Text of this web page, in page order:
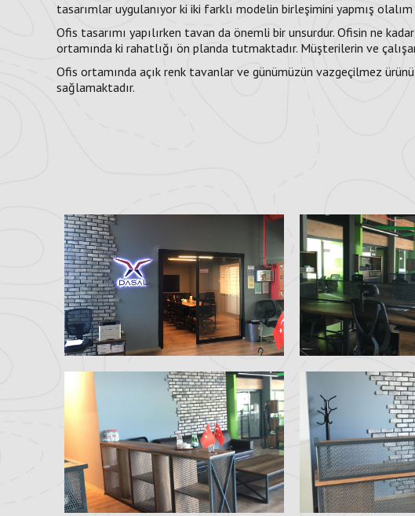
tasarımlar uygulanıyor ki iki farklı modelin birleşimini yapmış
Ofis tasarımı yapılırken tavan da önemli bir unsurdur. Ofisin ne
ortamında ki rahatlığı ön planda tutmaktadır. Müşterilerin ve
Ofis ortamında açık renk tavanlar ve günümüzün vazgeçilmez
sağlamaktadır.